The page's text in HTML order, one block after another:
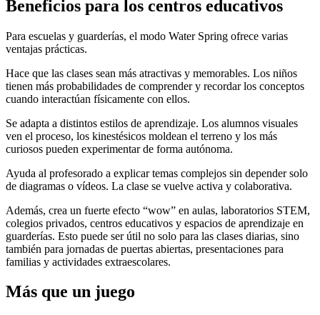
Beneficios para los centros educativos
Para escuelas y guarderías, el modo Water Spring ofrece varias
ventajas prácticas.
Hace que las clases sean más atractivas y memorables. Los niños
tienen más probabilidades de comprender y recordar los conceptos
cuando interactúan físicamente con ellos.
Se adapta a distintos estilos de aprendizaje. Los alumnos visuales
ven el proceso, los kinestésicos moldean el terreno y los más
curiosos pueden experimentar de forma autónoma.
Ayuda al profesorado a explicar temas complejos sin depender solo
de diagramas o vídeos. La clase se vuelve activa y colaborativa.
Además, crea un fuerte efecto “wow” en aulas, laboratorios STEM,
colegios privados, centros educativos y espacios de aprendizaje en
guarderías. Esto puede ser útil no solo para las clases diarias, sino
también para jornadas de puertas abiertas, presentaciones para
familias y actividades extraescolares.
Más que un juego